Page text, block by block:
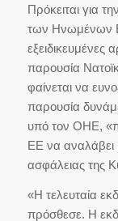
Πρόκειται για
των Ηνωμένων
εξειδικευμένες
παρουσία
φαίνεται να
παρουσία
υπό τον ΟΗΕ,
ΕΕ να αναλάβει
ασφάλειας της
«Η τελευταία
πρόσθεσε. Η